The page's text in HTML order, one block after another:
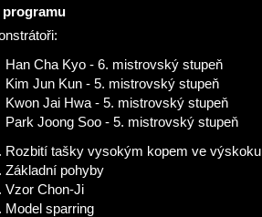
programu
Han Cha Kyo - 6. mistrovský stupeň
Kim Jun Kun - 5. mistrovský stupeň
Kwon Jai Hwa - 5. mistrovský stupeň
Park Joong Soo - 5. mistrovský stupeň
Rozbití tašky vysokým kopem ve výskoku
Základní pohyby
Vzor Chon-Ji
Model sparring